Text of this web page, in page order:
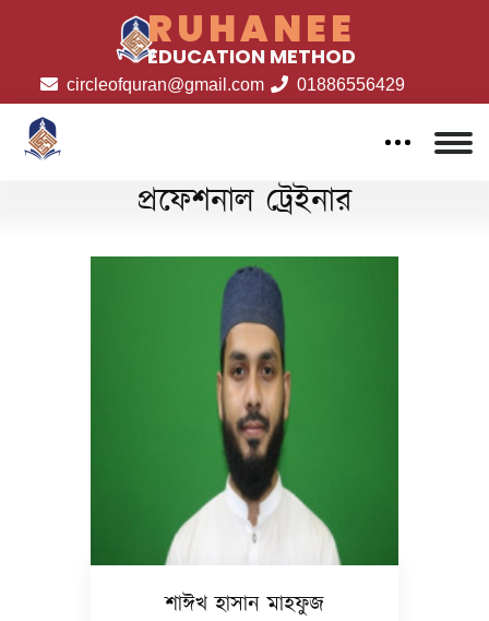
RUHANEE
EDUCATION METHOD
circleofquran@gmail.com 01886556429
প্রফেশনাল ট্রেইনার
শাঈখ হাসান মাহফুজ